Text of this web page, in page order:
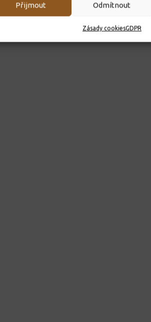
Přijmout Odmítnout
Zásady cookiesGDPR